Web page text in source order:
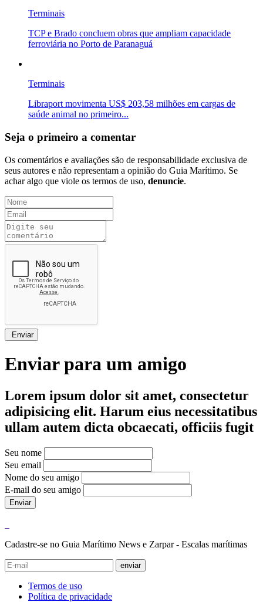
Terminais
TCP e Brado concluem obras que ampliam capacidade
ferroviária no Porto de Paranaguá
Terminais
Libraport movimenta US$ 203,58 milhões em cargas de
saúde animal no primeiro...
Seja o primeiro a comentar
Os comentários e avaliações são de responsabilidade exclusiva de
seus autores e não representam a opinião do Guia Marítimo. Se
achar algo que viole os termos de uso, denuncie.
Enviar
Enviar para um amigo
Lorem ipsum dolor sit amet, consectetur
adipisicing elit. Harum eius necessitatibus
ullam autem dicta obcaecati, officiis fugit
Seu nome
Seu email
Nome do seu amigo
E-mail do seu amigo
Enviar
Cadastre-se no Guia Marítimo News e Zarpar - Escalas marítimas
enviar
Termos de uso
Política de privacidade